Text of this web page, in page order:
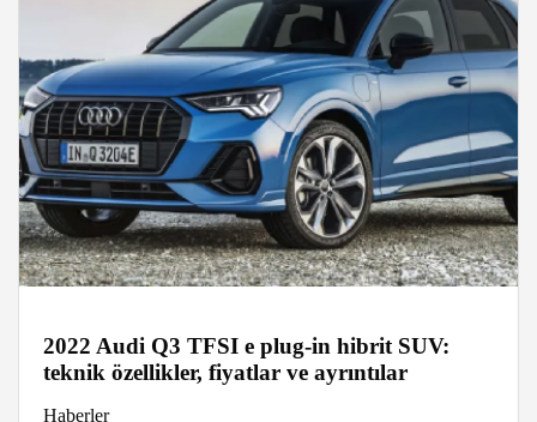
2022 Audi Q3 TFSI e plug-in hibrit SUV:
teknik özellikler, fiyatlar ve ayrıntılar
Haberler